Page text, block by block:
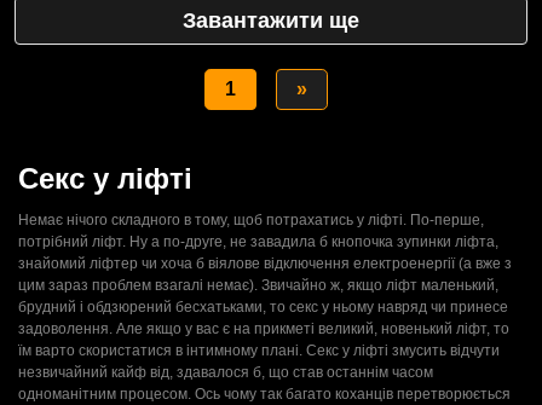
Завантажити ще
1 »
Секс у ліфті
Немає нічого складного в тому, щоб потрахатись у ліфті. По-перше,
потрібний ліфт. Ну а по-друге, не завадила б кнопочка зупинки ліфта,
знайомий ліфтер чи хоча б віялове відключення електроенергії (а вже з
цим зараз проблем взагалі немає). Звичайно ж, якщо ліфт маленький,
брудний і обдзюрений бесхатьками, то секс у ньому навряд чи принесе
задоволення. Але якщо у вас є на прикметі великий, новенький ліфт, то
їм варто скористатися в інтимному плані. Секс у ліфті змусить відчути
незвичайний кайф від, здавалося б, що став останнім часом
одноманітним процесом. Ось чому так багато коханців перетворюється